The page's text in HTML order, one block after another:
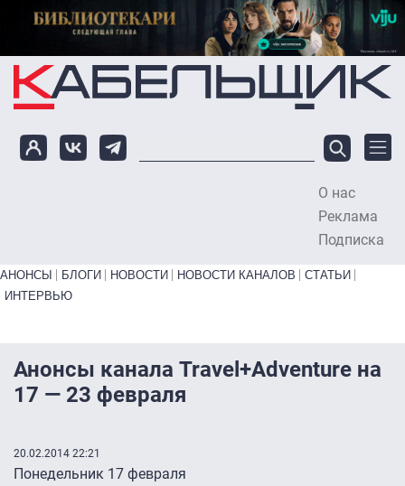
Перейти к основному содержанию
О нас
Реклама
Подписка
Primary links bottom
АНОНСЫ БЛОГИ НОВОСТИ НОВОСТИ КАНАЛОВ
СТАТЬИ
ИНТЕРВЬЮ
Анонсы канала Travel+Adventure на
17 — 23 февраля
20.02.2014 22:21
Понедельник 17 февраля